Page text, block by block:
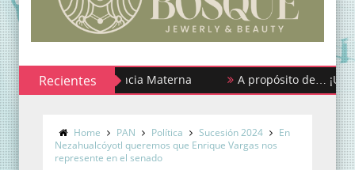
Recientes
de la Lactancia Materna A propósito de… ¡Urgencias
Home PAN Política Sucesión 2024
En
Nezahualcóyotl queremos que Enrique Vargas nos
represente en el senado